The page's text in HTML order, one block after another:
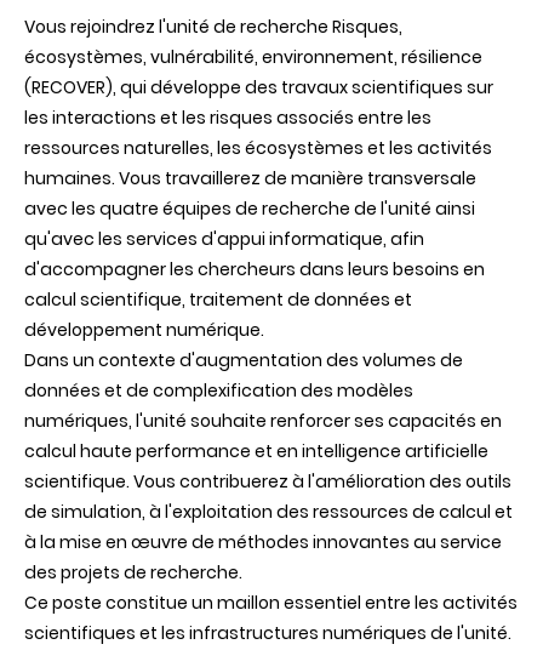
Vous rejoindrez l'unité de recherche Risques,
écosystèmes, vulnérabilité, environnement, résilience
(RECOVER), qui développe des travaux scientifiques sur
les interactions et les risques associés entre les
ressources naturelles, les écosystèmes et les activités
humaines. Vous travaillerez de manière transversale
avec les quatre équipes de recherche de l'unité ainsi
qu'avec les services d'appui informatique, afin
d'accompagner les chercheurs dans leurs besoins en
calcul scientifique, traitement de données et
développement numérique.
Dans un contexte d'augmentation des volumes de
données et de complexification des modèles
numériques, l'unité souhaite renforcer ses capacités en
calcul haute performance et en intelligence artificielle
scientifique. Vous contribuerez à l'amélioration des outils
de simulation, à l'exploitation des ressources de calcul et
à la mise en œuvre de méthodes innovantes au service
des projets de recherche.
Ce poste constitue un maillon essentiel entre les activités
scientifiques et les infrastructures numériques de l'unité.